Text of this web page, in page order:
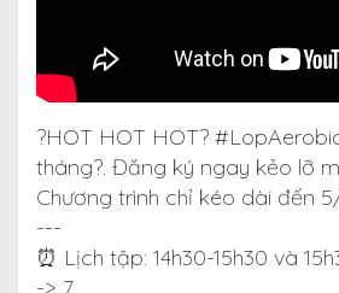
?HOT HOT HOT?
tháng?. Đăng ký ngay kẻo lỡ
Chương trình chỉ kéo dài đến
---
⏰ Lịch tập: 14h30-15h30 và